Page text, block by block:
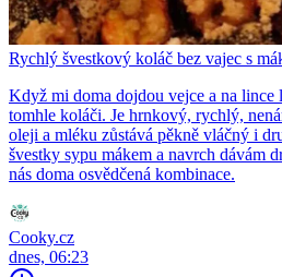
Rychlý švestkový koláč bez vajec s
Když mi doma dojdou vejce a na lince
tomhle koláči. Je hrnkový, rychlý,
oleji a mléku zůstává pěkně vláčný i
švestky sypu mákem a navrch dávám
nás doma osvědčená kombinace.
Cooky.cz
dnes, 06:23